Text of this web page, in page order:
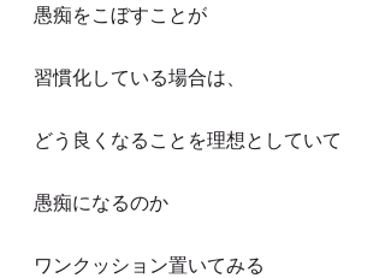
愚痴をこぼすことが
習慣化している場合は、
どう良くなることを理想としていて
愚痴になるのか
ワンクッション置いてみる